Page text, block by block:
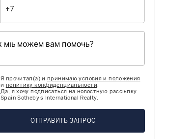
Я прочитал(а) и принимаю условия и положения
и политику конфиденциальности.
Да, я хочу подписаться на новостную рассылку
Spain Sotheby’s International Realty.
ОТПРАВИТЬ ЗАПРОС